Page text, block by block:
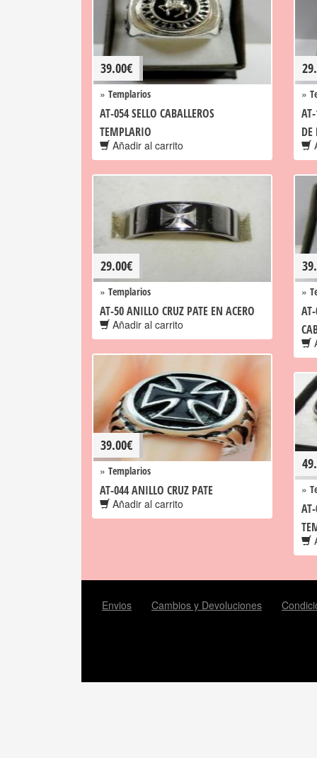
39.00€
» Templarios
AT-054 SELLO CABALLEROS
TEMPLARIO
Añadir al carrito
»
DE
29.00€
» Templarios
AT-50 ANILLO CRUZ PATE EN ACERO
Añadir al carrito
»
39.00€
» Templarios
AT-044 ANILLO CRUZ PATE
Añadir al carrito
»
Envios Cambios y Devoluciones